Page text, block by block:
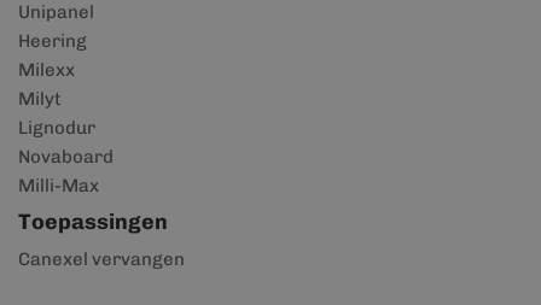
Unipanel
Heering
Milexx
Milyt
Lignodur
Novaboard
Milli-Max
Toepassingen
Canexel vervangen